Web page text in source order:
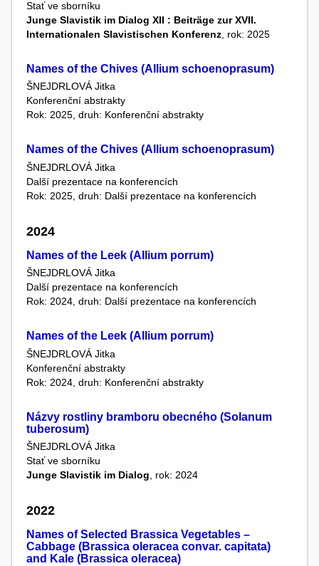
Stať ve sborníku
Junge Slavistik im Dialog XII : Beiträge zur XVII.
Internationalen Slavistischen Konferenz , rok: 2025
Names of the Chives (Allium schoenoprasum)
ŠNEJDRLOVÁ Jitka
Konferenční abstrakty
Rok: 2025, druh: Konferenční abstrakty
Names of the Chives (Allium schoenoprasum)
ŠNEJDRLOVÁ Jitka
Další prezentace na konferencích
Rok: 2025, druh: Další prezentace na konferencích
2024
Names of the Leek (Allium porrum)
ŠNEJDRLOVÁ Jitka
Další prezentace na konferencích
Rok: 2024, druh: Další prezentace na konferencích
Names of the Leek (Allium porrum)
ŠNEJDRLOVÁ Jitka
Konferenční abstrakty
Rok: 2024, druh: Konferenční abstrakty
Názvy rostliny bramboru obecného (Solanum
tuberosum)
ŠNEJDRLOVÁ Jitka
Stať ve sborníku
Junge Slavistik im Dialog , rok: 2024
2022
Names of Selected Brassica Vegetables –
Cabbage (Brassica oleracea convar. capitata)
and Kale (Brassica oleracea)